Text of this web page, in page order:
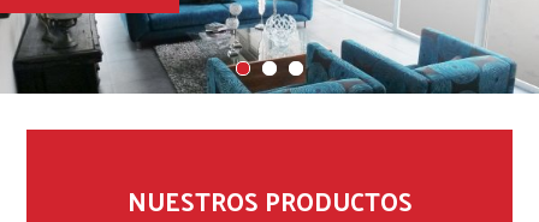
Recámaras
NUESTROS PRODUCTOS